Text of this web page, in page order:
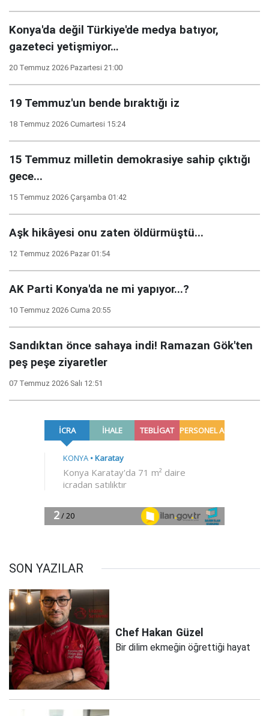
Konya'da değil Türkiye'de medya batıyor,
gazeteci yetişmiyor…
20 Temmuz 2026 Pazartesi 21:00
19 Temmuz'un bende bıraktığı iz
18 Temmuz 2026 Cumartesi 15:24
15 Temmuz milletin demokrasiye sahip çıktığı
gece...
15 Temmuz 2026 Çarşamba 01:42
Aşk hikâyesi onu zaten öldürmüştü...
12 Temmuz 2026 Pazar 01:54
AK Parti Konya'da ne mi yapıyor...?
10 Temmuz 2026 Cuma 20:55
Sandıktan önce sahaya indi! Ramazan Gök'ten
peş peşe ziyaretler
07 Temmuz 2026 Salı 12:51
SON YAZILAR
Chef Hakan Güzel
Bir dilim ekmeğin öğrettiği hayat